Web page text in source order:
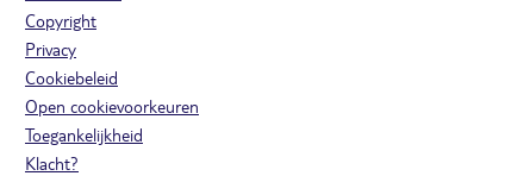
Copyright
Privacy
Cookiebeleid
Open cookievoorkeuren
Toegankelijkheid
Klacht?